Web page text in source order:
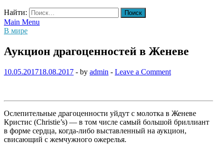
Найти:
Main Menu
В мире
Аукцион драгоценностей в Женеве
10.05.201718.08.2017 - by admin - Leave a Comment
Ослепительные драгоценности уйдут с молотка в Женеве
Кристис (Christie’s) — в том числе самый большой бриллиант
в форме сердца, когда-либо выставленный на аукцион,
свисающий с жемчужного ожерелья.